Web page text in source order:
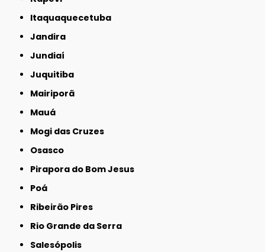
Itaquaquecetuba
Jandira
Jundiaí
Juquitiba
Mairiporã
Mauá
Mogi das Cruzes
Osasco
Pirapora do Bom Jesus
Poá
Ribeirão Pires
Rio Grande da Serra
Salesópolis